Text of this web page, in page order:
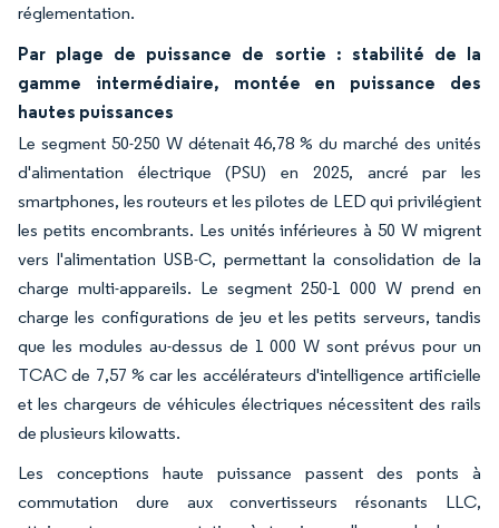
réglementation.
Par plage de puissance de sortie : stabilité de la
gamme intermédiaire, montée en puissance des
hautes puissances
Le segment 50-250 W détenait 46,78 % du marché des unités
d'alimentation électrique (PSU) en 2025, ancré par les
smartphones, les routeurs et les pilotes de LED qui privilégient
les petits encombrants. Les unités inférieures à 50 W migrent
vers l'alimentation USB-C, permettant la consolidation de la
charge multi-appareils. Le segment 250-1 000 W prend en
charge les configurations de jeu et les petits serveurs, tandis
que les modules au-dessus de 1 000 W sont prévus pour un
TCAC de 7,57 % car les accélérateurs d'intelligence artificielle
et les chargeurs de véhicules électriques nécessitent des rails
de plusieurs kilowatts.
Les conceptions haute puissance passent des ponts à
commutation dure aux convertisseurs résonants LLC,